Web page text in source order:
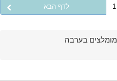
1 לדף הבא
מומלצים בערבה